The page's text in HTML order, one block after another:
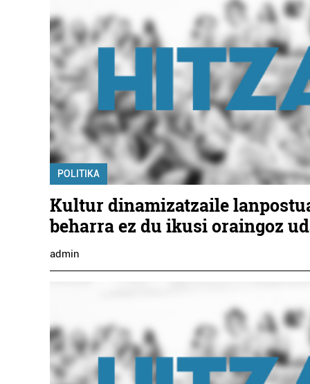
POLITIKA
Kultur dinamizatzaile
beharra ez du ikusi oraingoz
admin